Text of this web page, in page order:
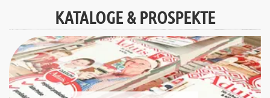
KATALOGE & PROSPEKTE